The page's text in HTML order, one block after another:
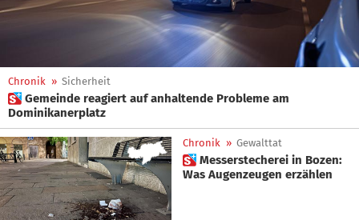
Chronik » Sicherheit
 Gemeinde reagiert auf anhaltende Probleme am
Dominikanerplatz
Chronik » Gewalttat
 Messerstecherei in Bozen:
Was Augenzeugen erzählen